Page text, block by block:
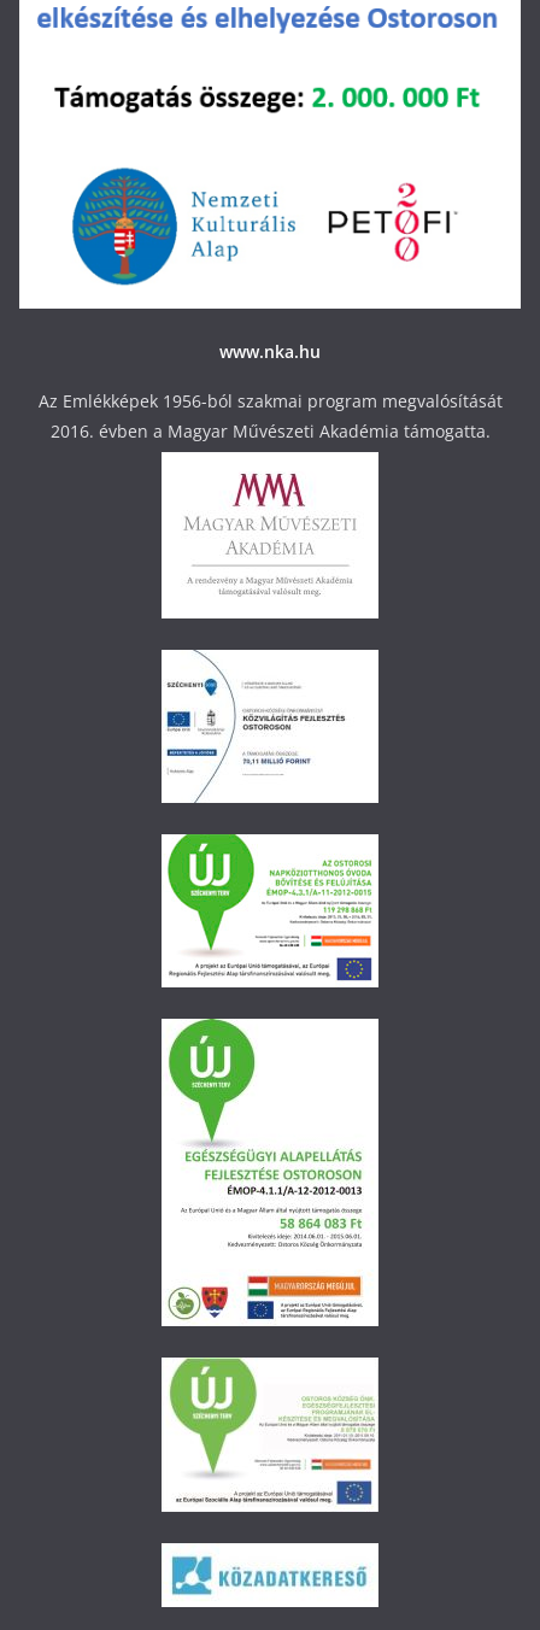
www.nka.hu
Az Emlékképek 1956-ból szakmai program megvalósítását
2016. évben a Magyar Művészeti Akadémia támogatta.